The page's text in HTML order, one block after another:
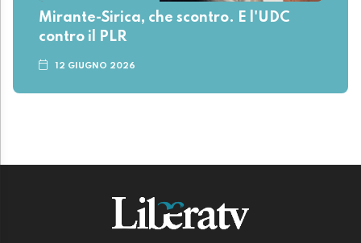
Mirante-Sirica, che scontro. E l'UDC
contro il PLR
12 GIUGNO 2026